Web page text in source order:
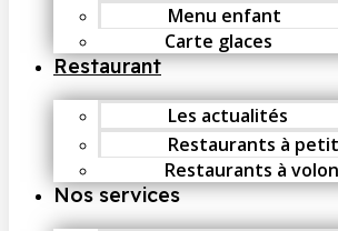
Menu enfant
Carte glaces
Restaurant
Les actualités
Restaurants à
Restaurants à
Nos services